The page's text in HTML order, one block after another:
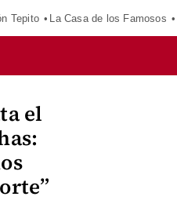
Tepito La Casa de los Famosos
el